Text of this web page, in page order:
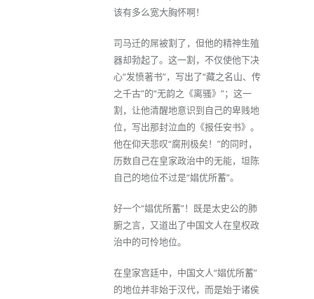
该有多么宽大胸怀啊！
司马迁的屌被割了，但他的精神生殖
器却勃起了。这一割，不仅使他下决
心“发愤著书”，写出了“藏之名山、传
之千古”的“无韵之《离骚》”；这一
割，让他清醒地意识到自己的卑贱地
位，写出那封泣血的《报任安书》。
他在仰天悲叹“腐刑极矣！”的同时，
历数自己在皇家政治中的无能，坦陈
自己的地位不过是“娼优所蓄”。
好一个“娼优所蓄”！既是太史公的肺
腑之言，又道出了中国文人在皇权政
治中的可怜地位。
在皇家宫廷中，中国文人“娼优所蓄”
的地位并非始于汉代，而是始于诸侯